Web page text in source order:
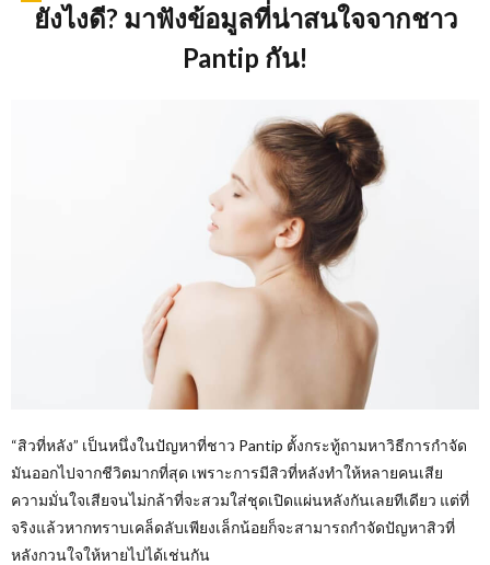
ยังไงดี? มาฟังข้อมูลที่น่าสนใจจากชาว
Pantip กัน!
“สิวที่หลัง” เป็นหนึ่งในปัญหาที่ชาว Pantip ตั้งกระทู้ถามหาวิธีการกำจัด
มันออกไปจากชีวิตมากที่สุด เพราะการมีสิวที่หลังทำให้หลายคนเสีย
ความมั่นใจเสียจนไม่กล้าที่จะสวมใส่ชุดเปิดแผ่นหลังกันเลยทีเดียว แต่ที่
จริงแล้วหากทราบเคล็ดลับเพียงเล็กน้อยก็จะสามารถกำจัดปัญหาสิวที่
หลังกวนใจให้หายไปได้เช่นกัน